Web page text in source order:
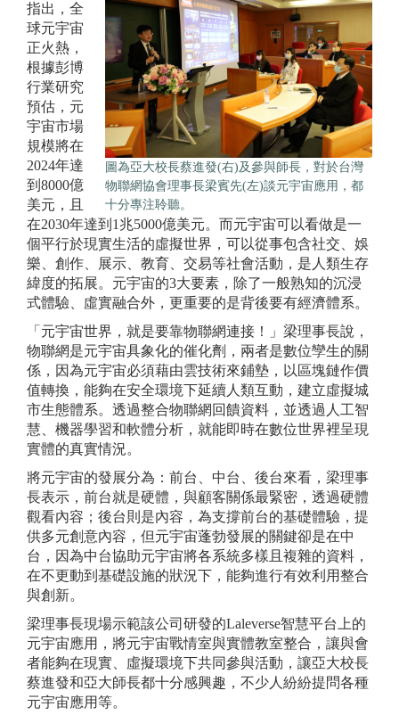
圖為亞大校長蔡進發(右)及參與師長，對於台灣
物聯網協會理事長梁賓先(左)談元宇宙應用，都
十分專注聆聽。
指出，全
球元宇宙
正火熱，
根據彭博
行業研究
預估，元
宇宙市場
規模將在
2024年達
到8000億
美元，且
在2030年達到1兆5000億美元。而元宇宙可以看做是一
個平行於現實生活的虛擬世界，可以從事包含社交、娛
樂、創作、展示、教育、交易等社會活動，是人類生存
緯度的拓展。元宇宙的3大要素，除了一般熟知的沉浸
式體驗、虛實融合外，更重要的是背後要有經濟體系。
「元宇宙世界，就是要靠物聯網連接！」梁理事長說，
物聯網是元宇宙具象化的催化劑，兩者是數位孿生的關
係，因為元宇宙必須藉由雲技術來鋪墊，以區塊鏈作價
值轉換，能夠在安全環境下延續人類互動，建立虛擬城
市生態體系。透過整合物聯網回饋資料，並透過人工智
慧、機器學習和軟體分析，就能即時在數位世界裡呈現
實體的真實情況。
將元宇宙的發展分為：前台、中台、後台來看，梁理事
長表示，前台就是硬體，與顧客關係最緊密，透過硬體
觀看內容；後台則是內容，為支撐前台的基礎體驗，提
供多元創意內容，但元宇宙蓬勃發展的關鍵卻是在中
台，因為中台協助元宇宙將各系統多樣且複雜的資料，
在不更動到基礎設施的狀況下，能夠進行有效利用整合
與創新。
梁理事長現場示範該公司研發的Laleverse智慧平台上的
元宇宙應用，將元宇宙戰情室與實體教室整合，讓與會
者能夠在現實、虛擬環境下共同參與活動，讓亞大校長
蔡進發和亞大師長都十分感興趣，不少人紛紛提問各種
元宇宙應用等。